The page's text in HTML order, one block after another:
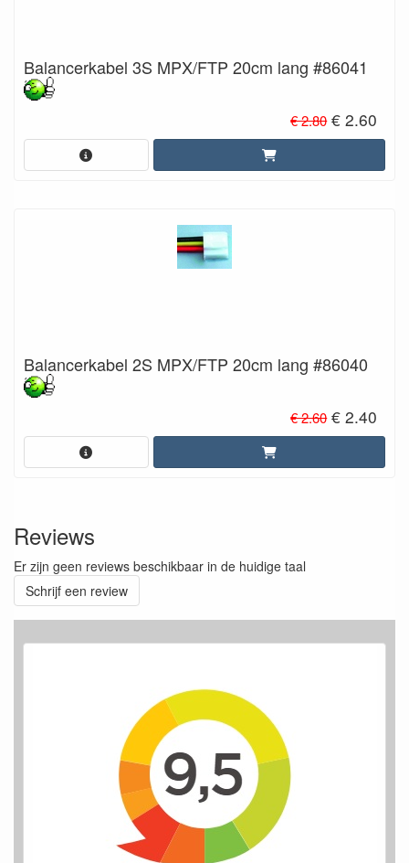
Balancerkabel 3S MPX/FTP 20cm lang #86041
€ 2.80€ 2.60
Balancerkabel 2S MPX/FTP 20cm lang #86040
€ 2.60€ 2.40
Reviews
Er zijn geen reviews beschikbaar in de huidige taal
Schrijf een review